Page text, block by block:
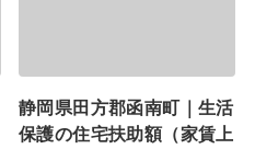
静岡県田方郡函南町｜生活
保護の住宅扶助額（家賃上